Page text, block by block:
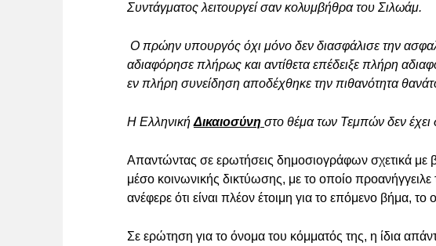
Συντάγματος λειτουργεί σαν κολυμβήθρα του Σιλωάμ.
Ο πρώην υπουργός όχι μόνο δεν διασφάλισε την
αδιαφόρησε πλήρως και αντίθετα επέδειξε πλήρη
εν πλήρη συνείδηση αποδέχθηκε την πιθανότητα
Η ΕλληνικήΔικαιοσύνη στο θέμα των Τεμπών δεν έχει
Απαντώντας σε ερωτήσεις δημοσιογράφων σχετικά με
μέσο κοινωνικής δικτύωσης, με το οποίο
ανέφερε ότι είναι πλέον έτοιμη για το επόμενο βήμα,
Σε ερώτηση για το όνομα του κόμματός της, η ίδια